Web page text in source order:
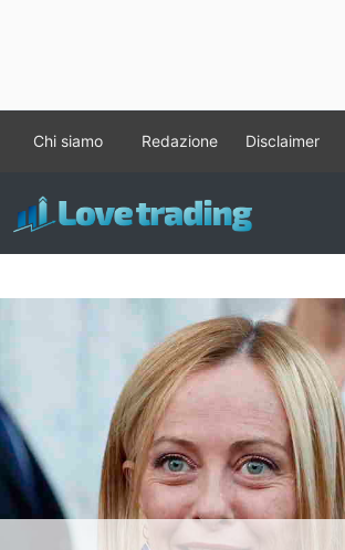
contenuto
Chi siamo Redazione Disclaimer